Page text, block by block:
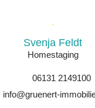
Svenja Feldt
Homestaging
06131 2149100
info@gruenert-